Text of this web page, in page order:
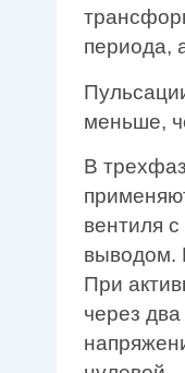
периода,
меньше,
В
вентиля
выводом.
При
через